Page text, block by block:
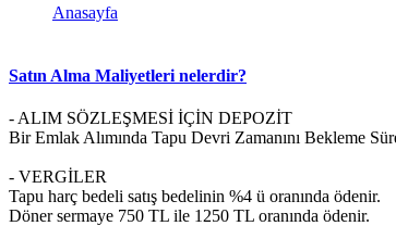
Anasayfa
Satın Alma Maliyetleri nelerdir?
- ALIM SÖZLEŞMESİ İÇİN DEPOZİT
Bir Emlak Alımında Tapu Devri Zamanını Bekleme
- VERGİLER
Tapu harç bedeli satış bedelinin %4 ü oranında ödenir.
Döner sermaye 750 TL ile 1250 TL oranında ödenir.